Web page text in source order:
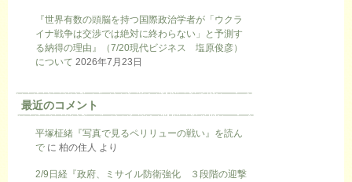
『世界有数の頭脳を持つ国際政治学者が「ウクラ
イナ戦争は交渉では絶対に終わらない」と予測す
る納得の理由』（7/20現代ビジネス 塩原俊彦）
について 2026年7月23日
最近のコメント
平塚柾緒『写真で見るペリリューの戦い』を読ん
で に 柏の住人 より
2/9日経『政府、ミサイル防衛強化 ３段階の迎撃